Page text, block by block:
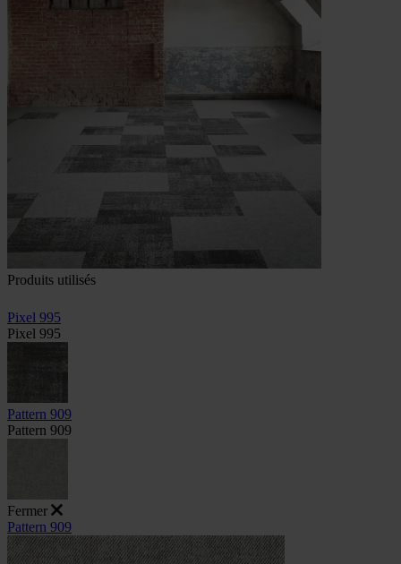
Produits utilisés
Pixel 995
Pixel 995
Pattern 909
Pattern 909
Fermer
Pattern 909